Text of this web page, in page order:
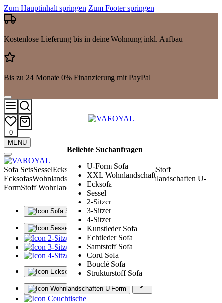
Zum Hauptinhalt springen Zum Footer springen
Kostenlose Lieferung bis in deine Wohnung inkl. Aufbau
Bis zu 24 Monate 0% Finanzierung mit PayPal
0
Beliebte Suchanfragen
U-Form Sofa
XXL Wohnlandschaft
Ecksofa
Sessel
2-Sitzer
3-Sitzer
4-Sitzer
Kunstleder Sofa
Echtleder Sofa
Samtstoff Sofa
Cord Sofa
Bouclé Sofa
Strukturstoff Sofa
Suchergebnisse
MENU
Sofa SetsSesselEcksofas L-FormLeder EcksofasStoff
EcksofasWohnlandschaften U-FormLeder Wohnlandschaften U-
FormStoff Wohnlandschaften U-Form
Sofa Sets
Sessel
2-Sitzer
3-Sitzer
4-Sitzer
Ecksofas L-Form
Wohnlandschaften U-Form
Couchtische